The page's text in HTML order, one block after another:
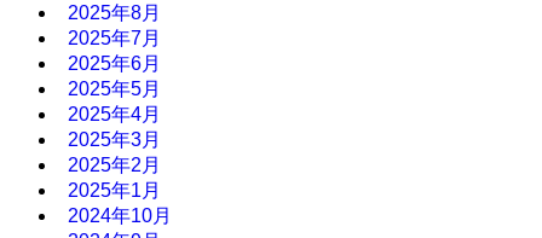
2025年8月
2025年7月
2025年6月
2025年5月
2025年4月
2025年3月
2025年2月
2025年1月
2024年10月